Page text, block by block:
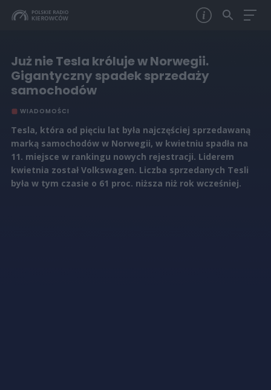
Już nie Tesla króluje w Norwegii.
Gigantyczny spadek sprzedaży
samochodów
WIADOMOŚCI
Tesla, która od pięciu lat była najczęściej sprzedawaną
marką samochodów w Norwegii, w kwietniu spadła na
11. miejsce w rankingu nowych rejestracji. Liderem
kwietnia został Volkswagen. Liczba sprzedanych Tesli
była w tym czasie o 61 proc. niższa niż rok wcześniej.